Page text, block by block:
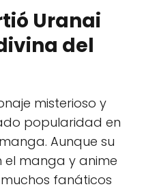
Uranai
del
misterioso y
popularidad en
Aunque su
el manga y anime
fanáticos